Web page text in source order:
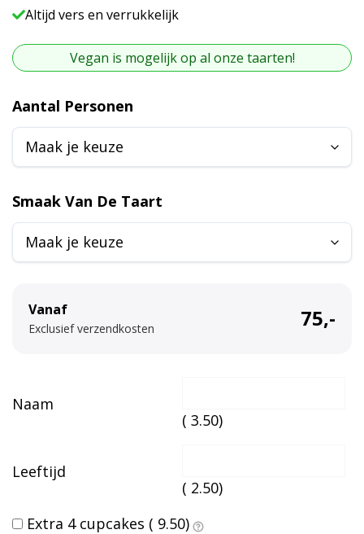
Altijd vers en verrukkelijk
Vegan is mogelijk op al onze taarten!
Aantal Personen
Smaak Van De Taart
Vanaf
Exclusief verzendkosten 75,-
Naam
( 3.50)
Leeftijd
( 2.50)
Extra 4 cupcakes ( 9.50)
A
l
e
n
t